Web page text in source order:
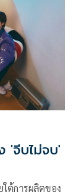
'จีบไม่จบ'
ใต้การผลิตของ